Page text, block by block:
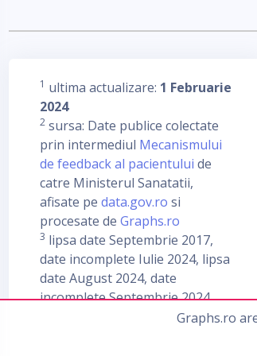
Graphs.ro
1 ultima actualizare: 1 Februarie
2024
2 sursa: Date publice colectate
prin intermediul Mecanismului
de feedback al pacientului de
catre Ministerul Sanatatii,
afisate pe data.gov.ro si
procesate de Graphs.ro
3 lipsa date Septembrie 2017,
date incomplete Iulie 2024, lipsa
date August 2024, date
incomplete Septembrie 2024